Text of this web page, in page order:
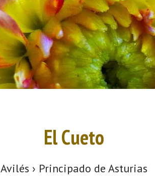
El Cueto
Avilés › Principado de Asturias